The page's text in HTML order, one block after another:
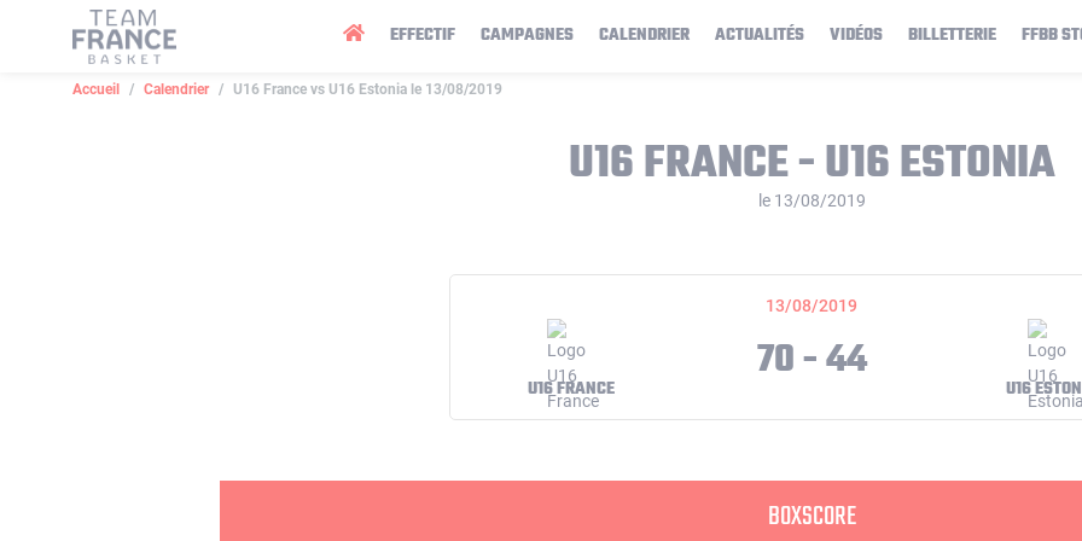
EFFECTIF CAMPAGNES CALENDRIER ACTUALITÉS VIDÉOS BILLETTERIE FFBB
Accueil Calendrier U16 France vs U16 Estonia le 13/08/2019
U16 FRANCE - U16 ESTONIA
le 13/08/2019
13/08/2019
U16 FRANCE 70 - 44 U16
BOXSCORE
Panneau de gestion des cookies